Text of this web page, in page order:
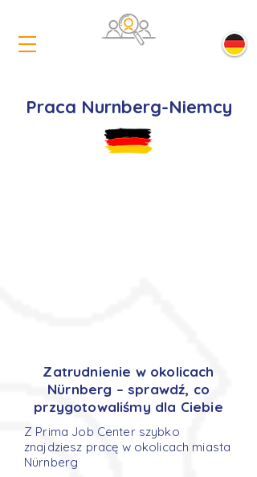
Praca Nurnberg-Niemcy
Zatrudnienie w okolicach
Nürnberg – sprawdź, co
przygotowaliśmy dla Ciebie
Z Prima Job Center szybko
znajdziesz pracę w okolicach miasta
Nürnberg